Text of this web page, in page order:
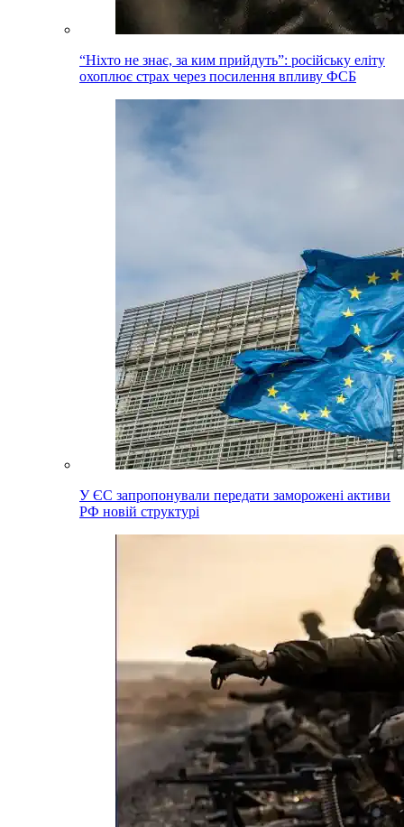
“Ніхто не знає, за ким прийдуть”: російську еліту
охоплює страх через посилення впливу ФСБ
У ЄС запропонували передати заморожені активи
РФ новій структурі